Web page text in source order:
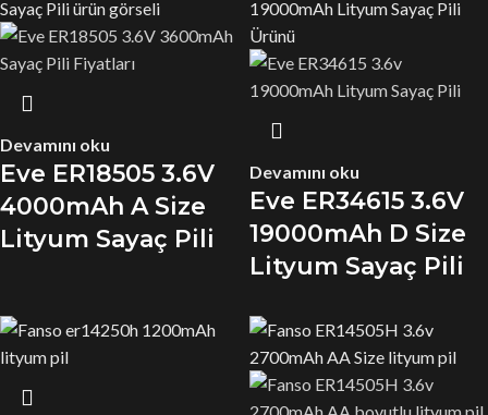
Devamını oku
Eve ER18505 3.6V
4000mAh A Size
Lityum Sayaç Pili
Devamını oku
Eve ER34615 3.6V
19000mAh D Size
Lityum Sayaç Pili